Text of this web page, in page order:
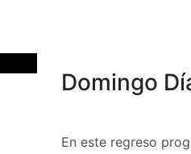
Domingo
En este regreso